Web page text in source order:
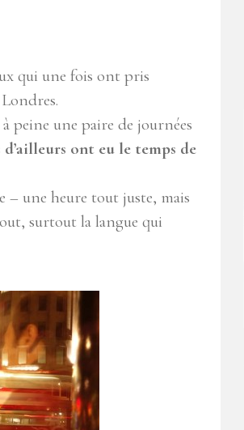
qui une fois ont pris
peine une paire de journées
d’ailleurs ont eu le temps de
– une heure tout juste, mais
surtout la langue qui